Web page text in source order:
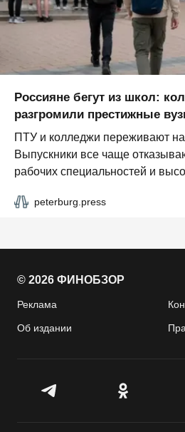
Россияне бегут из школ:
разгромили престижные
ПТУ и колледжи переживают
Выпускники все чаще
рабочих специальностей и
peterburg.press
© 2026 ФИНОБЗОР
Реклама
Об издании